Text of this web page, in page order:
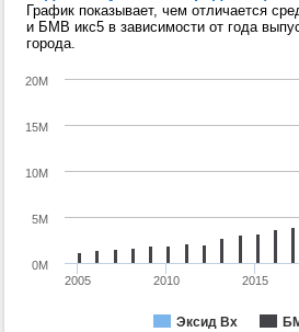
График показывает, чем отличается
и БМВ икс5 в зависимости от года
города.
Эксид Вх
2005 2010 2015
0M
5M
10M
15M
20M